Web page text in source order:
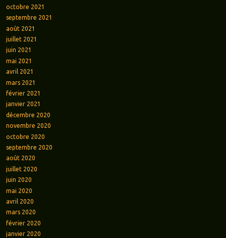
octobre 2021
septembre 2021
août 2021
juillet 2021
juin 2021
mai 2021
avril 2021
mars 2021
février 2021
janvier 2021
décembre 2020
novembre 2020
octobre 2020
septembre 2020
août 2020
juillet 2020
juin 2020
mai 2020
avril 2020
mars 2020
février 2020
janvier 2020